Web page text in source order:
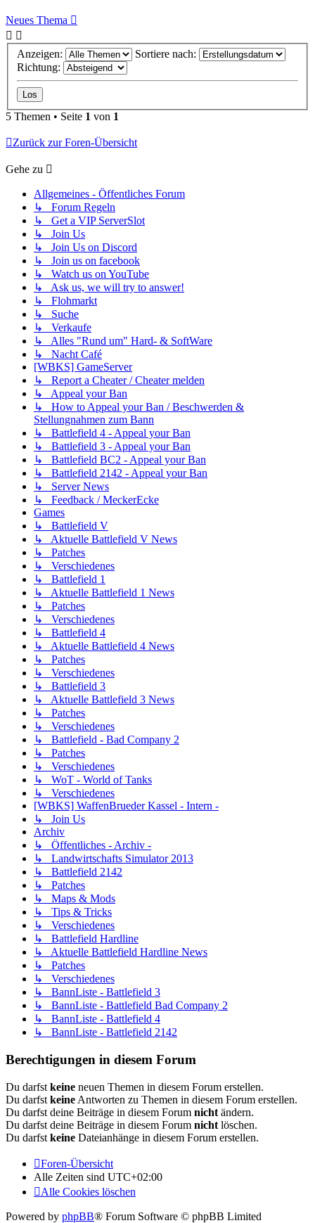
Neues Thema
Anzeigen:
Sortiere nach:
Richtung:
5 Themen • Seite 1 von 1
Zurück zur Foren-Übersicht
Gehe zu
Allgemeines - Öffentliches Forum
↳ Forum Regeln
↳ Get a VIP ServerSlot
↳ Join Us
↳ Join Us on Discord
↳ Join us on facebook
↳ Watch us on YouTube
↳ Ask us, we will try to answer!
↳ Flohmarkt
↳ Suche
↳ Verkaufe
↳ Alles "Rund um" Hard- & SoftWare
↳ Nacht Café
[WBKS] GameServer
↳ Report a Cheater / Cheater melden
↳ Appeal your Ban
↳ How to Appeal your Ban / Beschwerden &
Stellungnahmen zum Bann
↳ Battlefield 4 - Appeal your Ban
↳ Battlefield 3 - Appeal your Ban
↳ Battlefield BC2 - Appeal your Ban
↳ Battlefield 2142 - Appeal your Ban
↳ Server News
↳ Feedback / MeckerEcke
Games
↳ Battlefield V
↳ Aktuelle Battlefield V News
↳ Patches
↳ Verschiedenes
↳ Battlefield 1
↳ Aktuelle Battlefield 1 News
↳ Patches
↳ Verschiedenes
↳ Battlefield 4
↳ Aktuelle Battlefield 4 News
↳ Patches
↳ Verschiedenes
↳ Battlefield 3
↳ Aktuelle Battlefield 3 News
↳ Patches
↳ Verschiedenes
↳ Battlefield - Bad Company 2
↳ Patches
↳ Verschiedenes
↳ WoT - World of Tanks
↳ Verschiedenes
[WBKS] WaffenBrueder Kassel - Intern -
↳ Join Us
Archiv
↳ Öffentliches - Archiv -
↳ Landwirtschafts Simulator 2013
↳ Battlefield 2142
↳ Patches
↳ Maps & Mods
↳ Tips & Tricks
↳ Verschiedenes
↳ Battlefield Hardline
↳ Aktuelle Battlefield Hardline News
↳ Patches
↳ Verschiedenes
↳ BannListe - Battlefield 3
↳ BannListe - Battlefield Bad Company 2
↳ BannListe - Battlefield 4
↳ BannListe - Battlefield 2142
Berechtigungen in diesem Forum
Du darfst keine neuen Themen in diesem Forum erstellen.
Du darfst keine Antworten zu Themen in diesem Forum erstellen.
Du darfst deine Beiträge in diesem Forum nicht ändern.
Du darfst deine Beiträge in diesem Forum nicht löschen.
Du darfst keine Dateianhänge in diesem Forum erstellen.
Foren-Übersicht
Alle Zeiten sind UTC+02:00
Alle Cookies löschen
Powered by phpBB® Forum Software © phpBB Limited